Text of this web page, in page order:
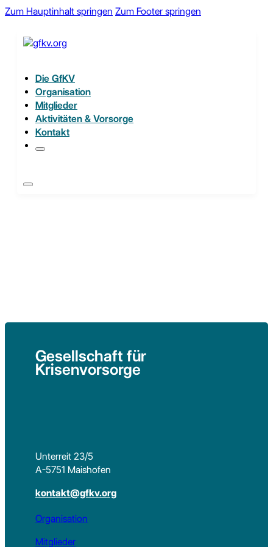
Zum Hauptinhalt springen Zum Footer springen
Die GfKV
Organisation
Mitglieder
Aktivitäten & Vorsorge
Kontakt
Gesellschaft für
Krisenvorsorge
Unterreit 23/5
A-5751 Maishofen
kontakt@gfkv.org
Organisation
Mitglieder